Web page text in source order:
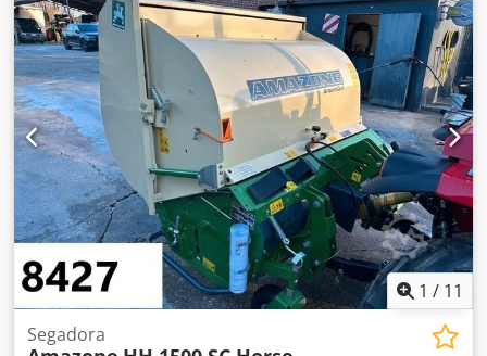
51 kg/unidad
1 / 11
Segadora